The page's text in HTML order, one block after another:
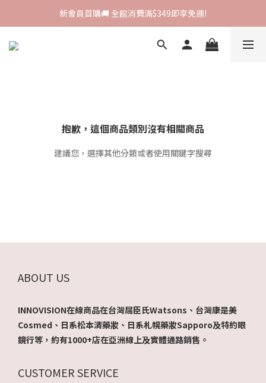
新會員首購🚚 全館消費滿$349即享免運!
新會員首購🚚 全館消費滿$349即享免運!
I-SHA新品牌進駐🎀韓國原裝進口🇰🇷
抱歉，這個商品類別沒有相關商品
建議您，選擇其他分類或者使用關鍵字搜尋
ABOUT US
INNOVISION在線商品在台灣屈臣氏Watsons、台灣康是美
Cosmed、日系松本清藥妝、日系札幌藥妝Sapporo及特約眼
鏡行等，約有1000+店在亞洲線上及實體通路銷售。
CUSTOMER SERVICE